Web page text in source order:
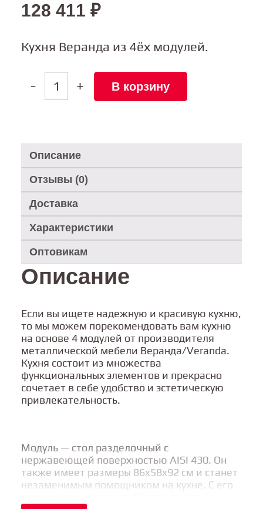
128 411 ₽
Кухня Веранда из 4ёх модулей.
товара
Кухня
- + В корзину
Описание
Отзывы (0)
Доставка
Характеристики
Оптовикам
Описание
Если вы ищете надежную и красивую кухню,
то мы можем порекомендовать вам кухню
на основе 4 модулей от производителя
металлической мебели Веранда/Veranda.
Кухня состоит из множества
функциональных элементов и прекрасно
сочетает в себе удобство и эстетическую
привлекательность.
Модуль — стол разделочный с
нержавеющей поверхностью AISI 430. Он
также имеет размеры 86x58x92 см и станет
незаменимым помощником на кухне. С его